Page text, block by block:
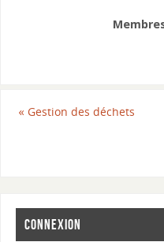
« Gestion des déchets
CONNEXION